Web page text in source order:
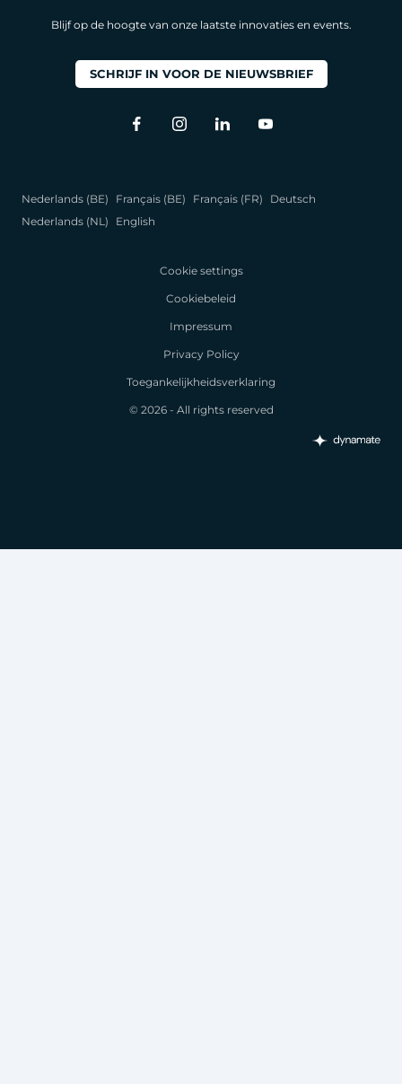
Blijf op de hoogte van onze laatste innovaties en events.
SCHRIJF IN VOOR DE NIEUWSBRIEF
Nederlands (BE) Français (BE) Français (FR)
Deutsch
Nederlands (NL)
English
Cookie settings
Cookiebeleid
Impressum
Privacy Policy
Toegankelijkheidsverklaring
© 2026 - All rights reserved